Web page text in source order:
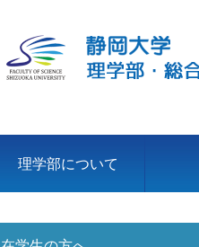
理学部について